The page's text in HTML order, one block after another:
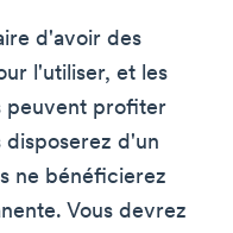
d'avoir des
l'utiliser, et les
peuvent profiter
disposerez d'un
ne bénéficierez
Vous devrez